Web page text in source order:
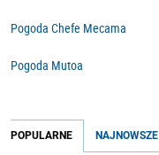
Pogoda Chefe Mecama
Pogoda Mutoa
POPULARNE NAJNOWSZE